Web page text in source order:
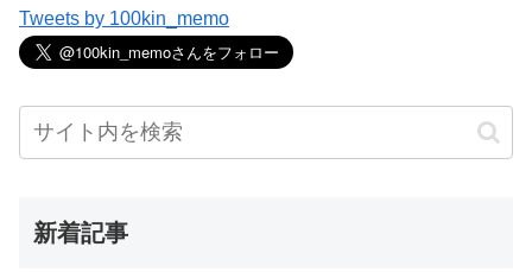
Tweets by 100kin_memo
新着記事